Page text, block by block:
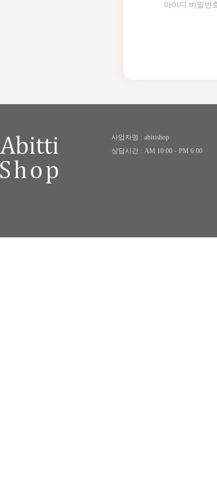
아이디 비밀번
사업자명 : abitishop
상담시간 : AM 10:00 - PM 6:00